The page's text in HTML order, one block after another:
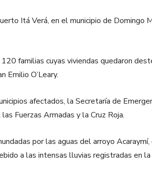
Itá Verá, en el municipio de
familias cuyas viviendas quedaron
Emilio O’Leary.
afectados, la Secretaría de
Fuerzas Armadas y la Cruz Roja.
por las aguas del arroyo
a las intensas lluvias registradas en la